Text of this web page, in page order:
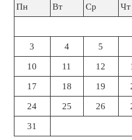
Пн
Вт Ср Чт
3 4 5
10 11 12
17 18 19
24 25 26
31